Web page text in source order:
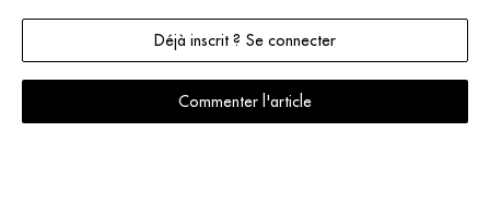
Déjà inscrit ? Se connecter
Commenter l'article